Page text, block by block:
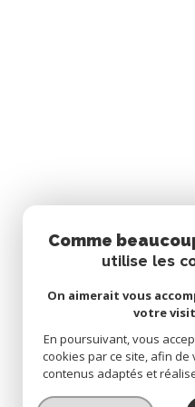
NOUS SUIVRE
Comme
utilise les
On aimerait vous
votre
En poursuivant, vous
cookies par ce site, afin
contenus adaptés et